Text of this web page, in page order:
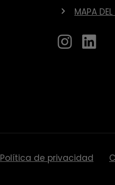
MAPA
Política de privacidad